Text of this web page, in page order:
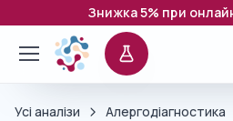
Знижка 5% при
Усі аналізи Алергодіагностика